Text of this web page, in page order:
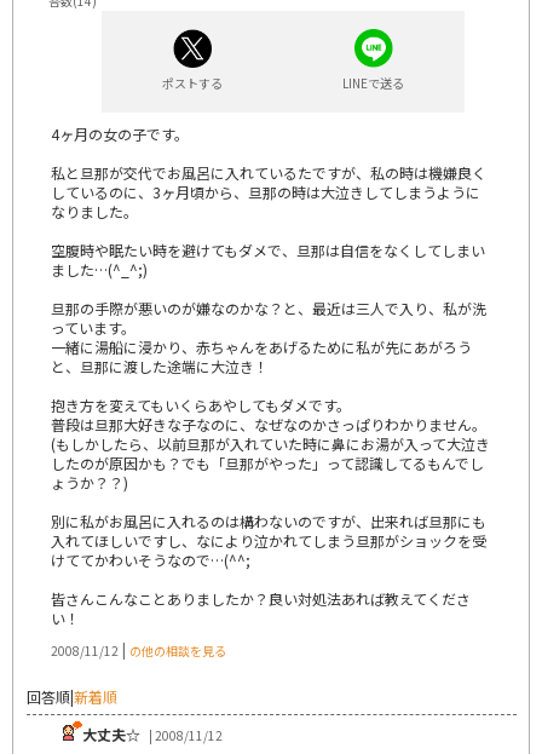
ポストする LINEで送る
4ヶ月の女の子です。
私と旦那が交代でお風呂に入れているたですが、私の時は機嫌良く
しているのに、3ヶ月頃から、旦那の時は大泣きしてしまうように
なりました。
空腹時や眠たい時を避けてもダメで、旦那は自信をなくしてしまい
ました…(^_^;)
旦那の手際が悪いのが嫌なのかな？と、最近は三人で入り、私が洗
っています。
一緒に湯船に浸かり、赤ちゃんをあげるために私が先にあがろう
と、旦那に渡した途端に大泣き！
抱き方を変えてもいくらあやしてもダメです。
普段は旦那大好きな子なのに、なぜなのかさっぱりわかりません。
(もしかしたら、以前旦那が入れていた時に鼻にお湯が入って大泣き
したのが原因かも？でも「旦那がやった」って認識してるもんでし
ょうか？？)
別に私がお風呂に入れるのは構わないのですが、出来れば旦那にも
入れてほしいですし、なにより泣かれてしまう旦那がショックを受
けててかわいそうなので…(^^;
皆さんこんなことありましたか？良い対処法あれば教えてくださ
い！
2008/11/12 | の他の相談を見る
回答順|新着順
大丈夫☆ | 2008/11/12